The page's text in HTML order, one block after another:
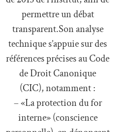
permettre un débat
transparent.Son analyse
technique s’appuie sur des
références précises au Code
de Droit Canonique
(CIC), notamment :
– «La protection du for
interne» (conscience